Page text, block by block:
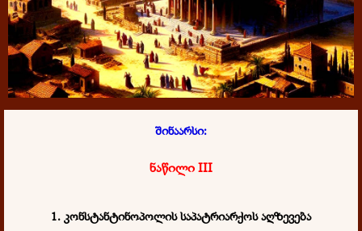
შინაარსი:
ნაწილი III
1. კონსტანტინოპოლის საპატრიარქოს აღზევება